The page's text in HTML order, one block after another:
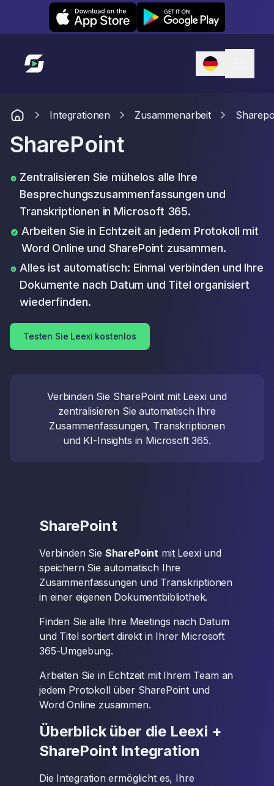
Leexi on iOS Leexi on Android
Link zur Startseite
Integrationen Zusammenarbeit
SharePoint
Zentralisieren Sie mühelos alle Ihre
Besprechungszusammenfassungen und
Transkriptionen in Microsoft 365.
Arbeiten Sie in Echtzeit an jedem Protokoll mit
Word Online und SharePoint zusammen.
Alles ist automatisch: Einmal verbinden und Ihre
Dokumente nach Datum und Titel organisiert
wiederfinden.
Testen Sie Leexi kostenlos
Verbinden Sie SharePoint mit Leexi und
zentralisieren Sie automatisch Ihre
Zusammenfassungen, Transkriptionen
und KI-Insights in Microsoft 365.
SharePoint
Verbinden Sie SharePoint mit Leexi und
speichern Sie automatisch Ihre
Zusammenfassungen und Transkriptionen
in einer eigenen Dokumentbibliothek.
Finden Sie alle Ihre Meetings nach Datum
und Titel sortiert direkt in Ihrer Microsoft
365-Umgebung.
Arbeiten Sie in Echtzeit mit Ihrem Team an
jedem Protokoll über SharePoint und
Word Online zusammen.
Überblick über die Leexi +
SharePoint Integration
Die Integration ermöglicht es, Ihre